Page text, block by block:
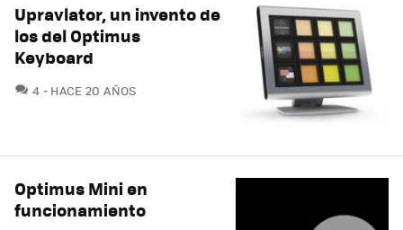
Upravlator, un invento de
los del Optimus
Keyboard
4 COMENTARIOS
HACE 20 AÑOS
Optimus Mini en
funcionamiento